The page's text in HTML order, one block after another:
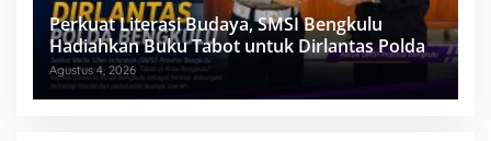
Perkuat Literasi Budaya, SMSI Bengkulu
Hadiahkan Buku Tabot untuk Dirlantas Polda
Agustus 4, 2026